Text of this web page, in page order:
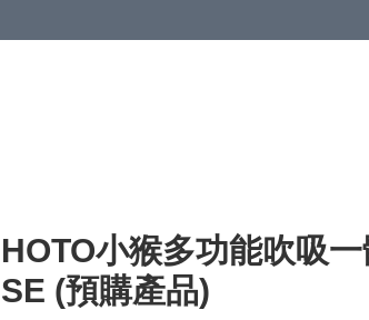
HOTO小猴多功能吹吸
SE (預購產品)